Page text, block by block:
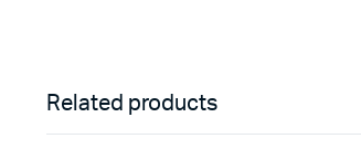
Related products